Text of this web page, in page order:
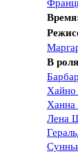
В
Лена